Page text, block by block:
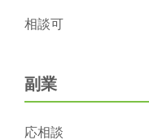
相談可
副業
応相談